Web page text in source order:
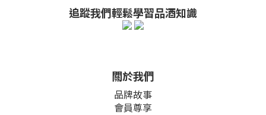
追蹤我們輕鬆學習品酒知識
關於我們
品牌故事
會員尊享